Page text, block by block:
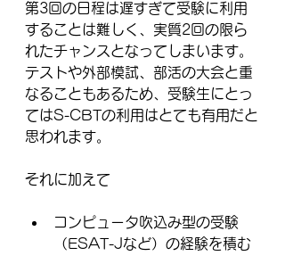
第3回の日程は遅すぎて受験に利用
することは難しく、実質2回の限ら
れたチャンスとなってしまいます。
テストや外部模試、部活の大会と重
なることもあるため、受験生にとっ
てはS-CBTの利用はとても有用だと
思われます。
それに加えて
コンピュータ吹込み型の受験
（ESAT-Jなど）の経験を積む